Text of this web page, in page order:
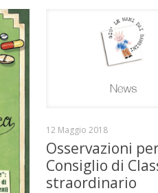
12 Maggio 2018
Osservazioni
Consiglio di
straordinario